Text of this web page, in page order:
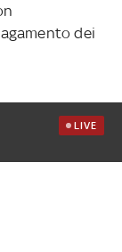
dei
LIVE